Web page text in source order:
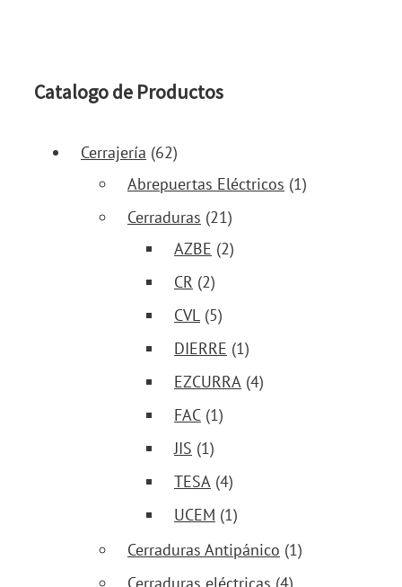
Catalogo de Productos
Cerrajería (62)
Abrepuertas Eléctricos (1)
Cerraduras (21)
AZBE (2)
CR (2)
CVL (5)
DIERRE (1)
EZCURRA (4)
FAC (1)
JIS (1)
TESA (4)
UCEM (1)
Cerraduras Antipánico (1)